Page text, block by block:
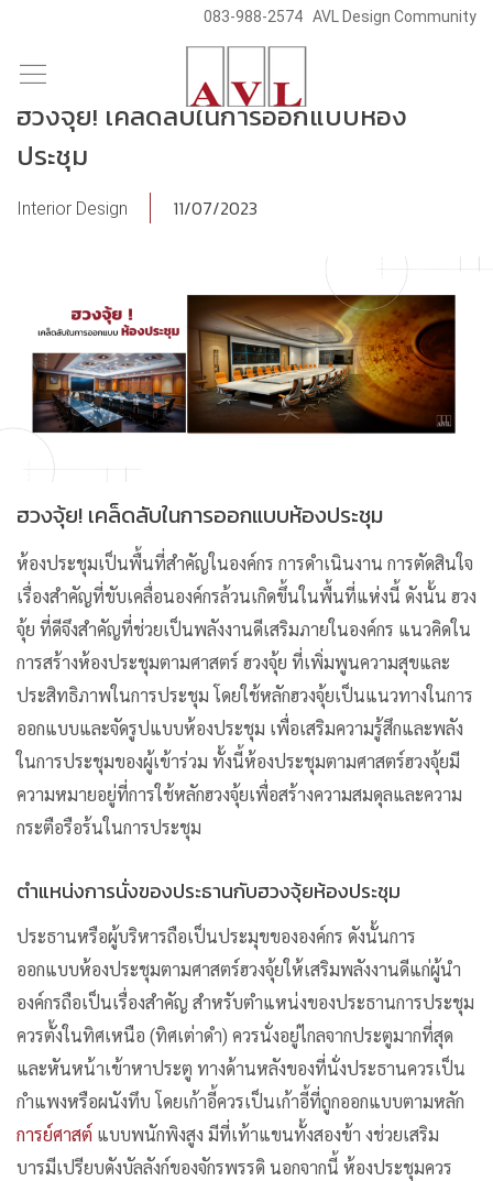
content
083-988-2574 AVL Design Community
ฮวงจุ้ย! เคล็ดลับในการออกแบบห้อง
ประชุม
Interior Design 11/07/2023
ฮวงจุ้ย! เคล็ดลับในการออกแบบห้องประชุม
ห้องประชุมเป็นพื้นที่สำคัญในองค์กร การดำเนินงาน การตัดสินใจ
เรื่องสำคัญที่ขับเคลื่อนองค์กรล้วนเกิดขึ้นในพื้นที่แห่งนี้ ดังนั้น ฮวง
จุ้ย ที่ดีจึงสำคัญที่ช่วยเป็นพลังงานดีเสริมภายในองค์กร แนวคิดใน
การสร้างห้องประชุมตามศาสตร์ ฮวงจุ้ย ที่เพิ่มพูนความสุขและ
ประสิทธิภาพในการประชุม โดยใช้หลักฮวงจุ้ยเป็นแนวทางในการ
ออกแบบและจัดรูปแบบห้องประชุม เพื่อเสริมความรู้สึกและพลัง
ในการประชุมของผู้เข้าร่วม ทั้งนี้ห้องประชุมตามศาสตร์ฮวงจุ้ยมี
ความหมายอยู่ที่การใช้หลักฮวงจุ้ยเพื่อสร้างความสมดุลและความ
กระตือรือร้นในการประชุม
ตำแหน่งการนั่งของประธานกับฮวงจุ้ยห้องประชุม
ประธานหรือผู้บริหารถือเป็นประมุขขององค์กร ดังนั้นการ
ออกแบบห้องประชุมตามศาสตร์ฮวงจุ้ยให้เสริมพลังงานดีแก่ผู้นำ
องค์กรถือเป็นเรื่องสำคัญ สำหรับตำแหน่งของประธานการประชุม
ควรตั้งในทิศเหนือ (ทิศเต่าดำ) ควรนั่งอยู่ไกลจากประตูมากที่สุด
และหันหน้าเข้าหาประตู ทางด้านหลังของที่นั่งประธานควรเป็น
กำแพงหรือผนังทึบ โดยเก้าอี้ควรเป็นเก้าอี้ที่ถูกออกแบบตามหลัก
การย์ศาสต์ แบบพนักพิงสูง มีที่เท้าแขนทั้งสองข้า งช่วยเสริม
บารมีเปรียบดังบัลลังก์ของจักรพรรดิ นอกจากนี้ ห้องประชุมควร